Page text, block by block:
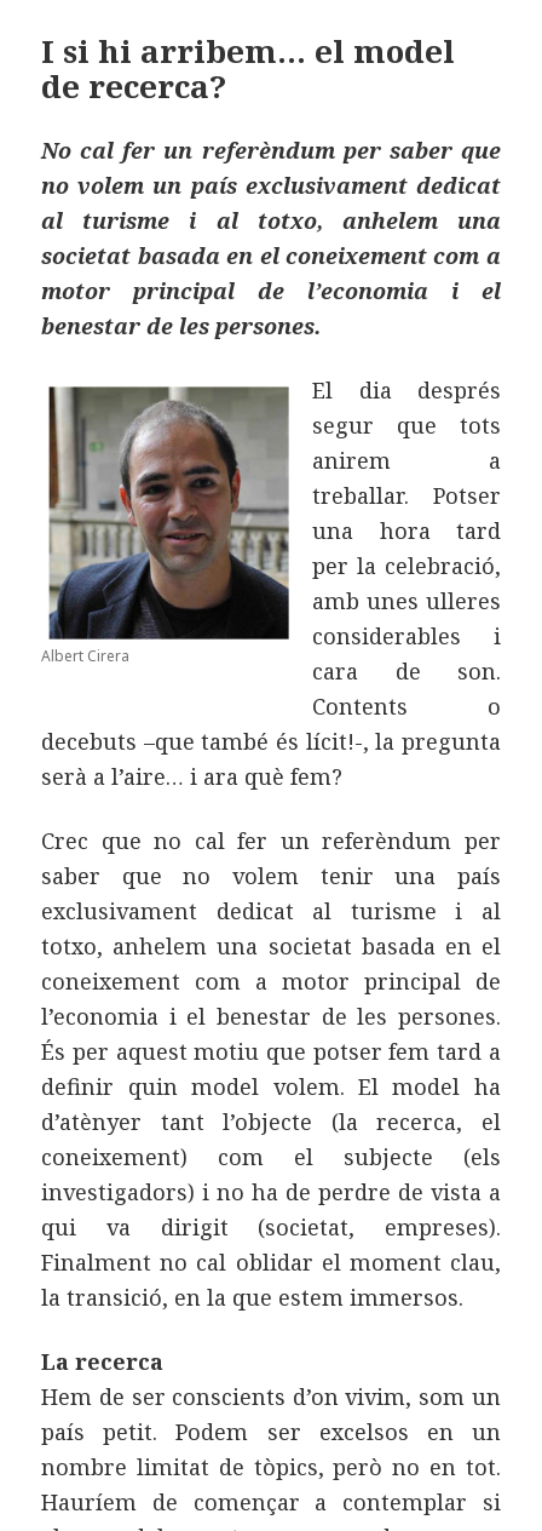
o
k
ei
I si hi arribem… el model
de recerca?
No cal fer un referèndum per saber que
no volem un país exclusivament dedicat
al turisme i al totxo, anhelem una
societat basada en el coneixement com a
motor principal de l’economia i el
benestar de les persones.
Albert Cirera
El dia després
segur que tots
anirem a
treballar. Potser
una hora tard
per la celebració,
amb unes ulleres
considerables i
cara de son.
Contents o
decebuts –que també és lícit!-, la pregunta
serà a l’aire… i ara què fem?
Crec que no cal fer un referèndum per
saber que no volem tenir una país
exclusivament dedicat al turisme i al
totxo, anhelem una societat basada en el
coneixement com a motor principal de
l’economia i el benestar de les persones.
És per aquest motiu que potser fem tard a
definir quin model volem. El model ha
d’atènyer tant l’objecte (la recerca, el
coneixement) com el subjecte (els
investigadors) i no ha de perdre de vista a
qui va dirigit (societat, empreses).
Finalment no cal oblidar el moment clau,
la transició, en la que estem immersos.
La recerca
Hem de ser conscients d’on vivim, som un
país petit. Podem ser excelsos en un
nombre limitat de tòpics, però no en tot.
Hauríem de començar a contemplar si